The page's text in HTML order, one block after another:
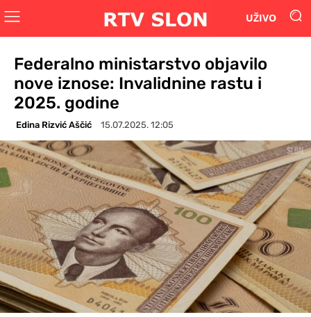
UŽIVO
Federalno ministarstvo objavilo
nove iznose: Invalidnine rastu i
2025. godine
Edina Rizvić Aščić 15.07.2025. 12:05